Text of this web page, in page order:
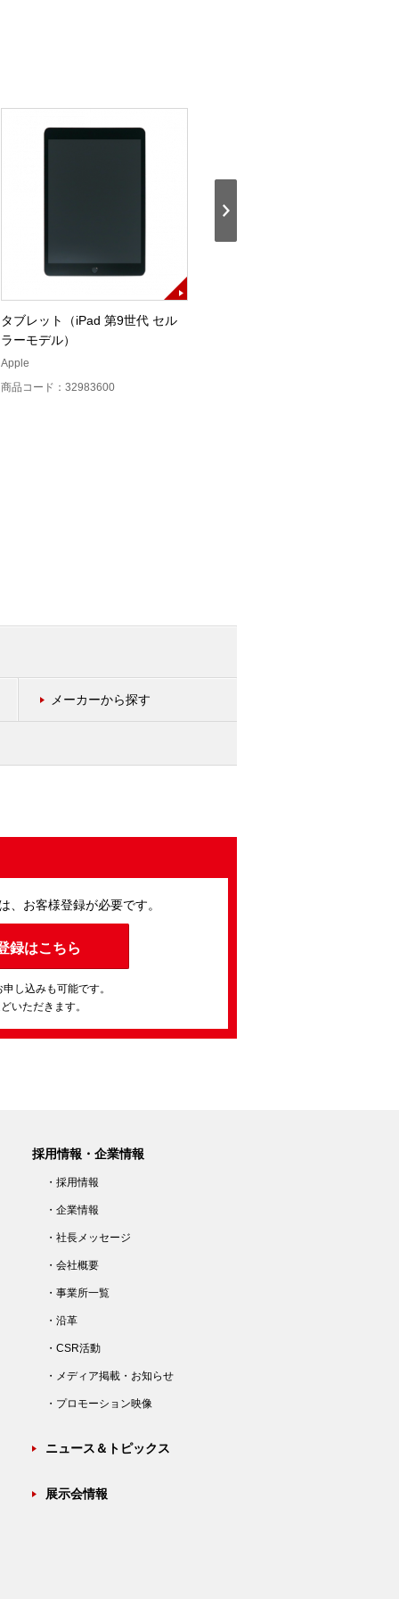
タブレット（iPad 第9世代 セル
ラーモデル）
Apple
商品コード：32983600
メーカーから探す
、お客様登録が必要です。
録はこちら
し込みも可能です。
いただきます。
採用情報・企業情報
・採用情報
・企業情報
・社長メッセージ
・会社概要
・事業所一覧
・沿革
・CSR活動
・メディア掲載・お知らせ
・プロモーション映像
ニュース＆トピックス
展示会情報